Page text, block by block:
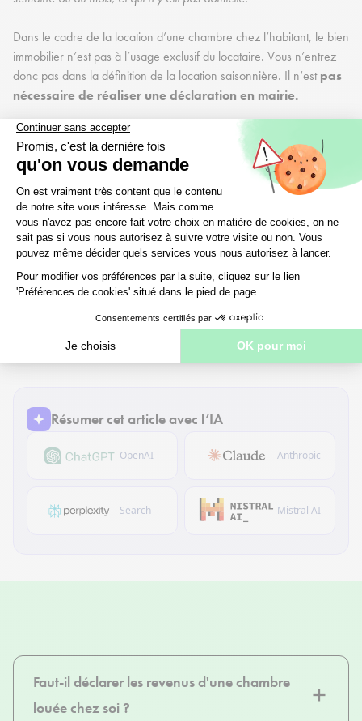
Dans le cadre de la location d’une chambre chez l’habitant, le bien
immobilier n’est pas à l’usage exclusif du locataire. Vous n’entrez
donc pas dans la définition de la location saisonnière. Il n’estpas
nécessaire de réaliser une déclaration en mairie.
💰
SIMULATEUR GRATUIT
Combien pouvez-vous économiser en LMNP ?
Comparez les régimes fiscaux et découvrez celui qui maximise vos
économies.
Découvrir mes économies
Résumer cet article avec l’IA
OpenAI Anthropic
Search Mistral AI
Faut-il déclarer les revenus d'une chambre
louée chez soi ?